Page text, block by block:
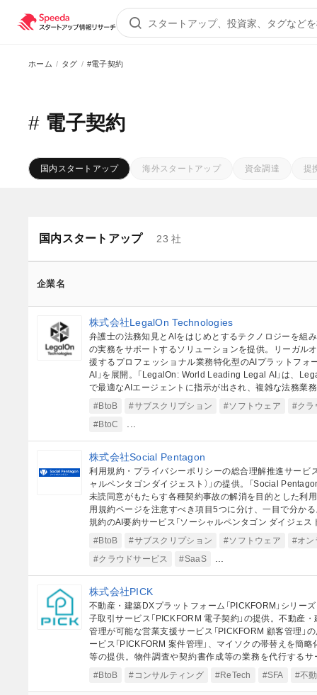
ホーム タグ #電子契約
# 電子契約
国内スタートアップ 海外スタートアップ 資金調達 提
国内スタートアップ 23 社
企業名
株式会社LegalOn Technologies
弁護士の法務知見とAIをはじめとするテクノロジーを組
の実務をサポートするソリューションを提供。リーガル
援するプロフェッショナル業務特化型のAIプラットフォ
AI」を展開。「LegalOn: World Leading Legal AI」は、
で最適なAIエージェントに指示が出され、複雑な法務業
のコーポレート業務における課題解決とコンプライアン
ウンセル「CorporateOn（コーポレートオン）」を提供
「Legal Learning」、契約に関わる全てのコーポレ
WATCH（契約ウォッチ）」等を運営。「法とテクノロジ
る。」をパーパスに掲げる。
#BtoB #サブスクリプション #ソフトウェア
#クラ
#BtoC
株式会社Social Pentagon
利用規約・プライバシーポリシーの総合理解推進サービ
ャルペンタゴンダイジェスト）」の提供。「Social
未読同意がもたらす各種契約事故の解消を目的とした利
用規約ページを注意すべき項目5つに分け、一目で分か
規約のAI要約サービス「ソーシャルペンタゴン ダイジェス
#BtoB
#サブスクリプション #ソフトウェア
#オン
#クラウドサービス
#SaaS
株式会社PICK
不動産・建築DXプラットフォーム「PICKFORM」シリー
子取引サービス「PICKFORM 電子契約」の提供。不動産
管理が可能な営業支援サービス「PICKFORM 顧客管理」
ービス「PICKFORM 案件管理」、マイソクの帯替えを簡略
等の提供。物件調査や契約書作成等の業務を代行するサ
ズ」を展開。「不動産取引を快適に、オープンに」をミッ
#BtoB #コンサルティング #ReTech #SFA #不